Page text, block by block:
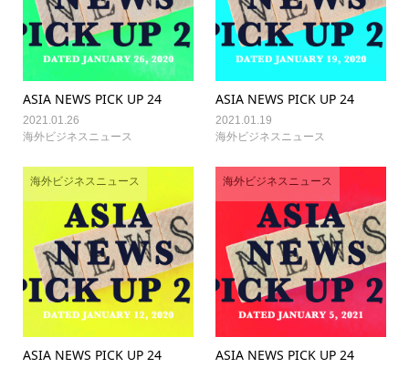
ASIA NEWS PICK UP 24
2021.01.26
海外ビジネスニュース
ASIA NEWS PICK UP 24
2021.01.19
海外ビジネスニュース
海外ビジネスニュース
ASIA NEWS PICK UP 24
海外ビジネスニュース
ASIA NEWS PICK UP 24